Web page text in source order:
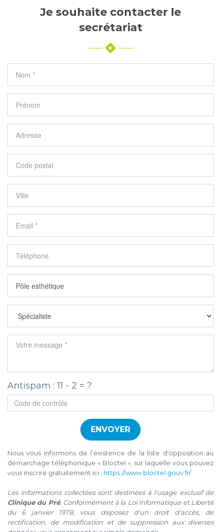
Je souhaite contacter le
secrétariat
Antispam : 11 - 2 = ?
Nous vous informons de l’existence de la liste d'opposition au
démarchage téléphonique « Bloctel », sur laquelle vous pouvez
vous inscrire gratuitement ici : https://www.bloctel.gouv.fr/
Les informations collectées sont destinées à l'usage exclusif de
Clinique du Pré. Conformément à la Loi Informatique et Liberté
du 6 janvier 1978, vous disposez d'un droit d'accès, de
rectification, de modification et de suppression aux diverses